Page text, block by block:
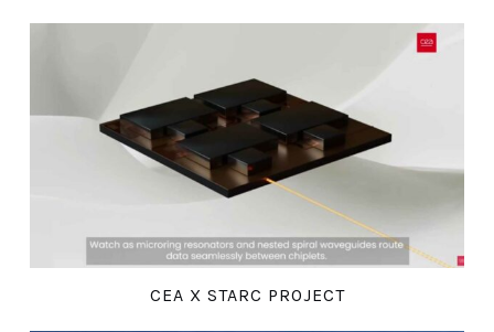
CEA X STARC PROJECT